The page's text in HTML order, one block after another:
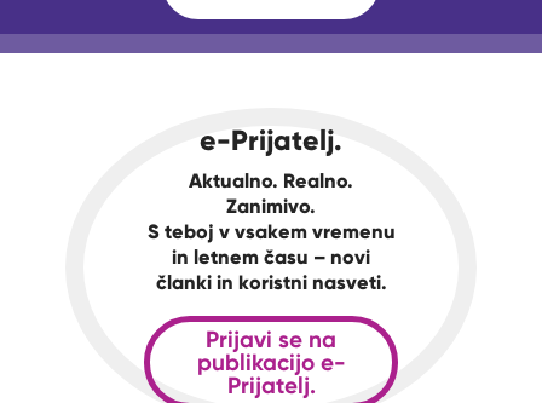
e-Prijatelj.
Aktualno. Realno.
Zanimivo.
S teboj v vsakem vremenu
in letnem času – novi
članki in koristni nasveti.
Prijavi se na
publikacijo e-
Prijatelj.